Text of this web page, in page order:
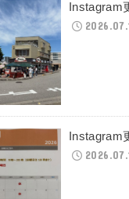
Instagram
Instagram